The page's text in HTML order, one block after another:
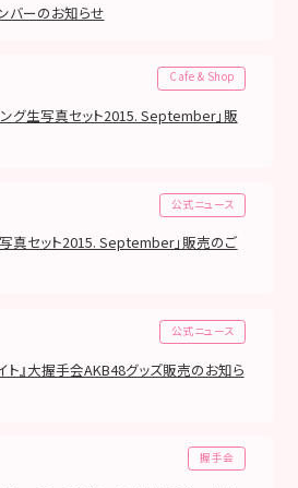
バーのお知らせ
Cafe & Shop
ング生写真セット2015. September」販
公式ニュース
写真セット2015. September」販売のご
公式ニュース
ト』大握手会AKB48グッズ販売のお知ら
握手会